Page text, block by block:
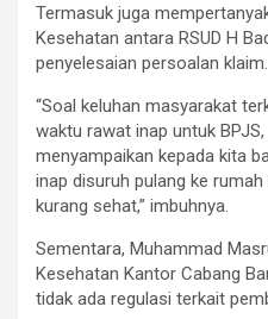
Termasuk juga
Kesehatan antara RSUD H
penyelesaian persoalan klaim.
“Soal keluhan masyarakat
waktu rawat inap untuk
menyampaikan kepada kita
inap disuruh pulang ke
kurang sehat,” imbuhnya.
Sementara, Muhammad
Kesehatan Kantor Cabang
tidak ada regulasi terkait